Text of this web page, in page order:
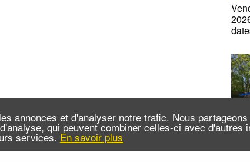
annonces et d'analyser notre trafic. Nous
qui peuvent combiner celles-ci avec d'autres
services. En savoir plus